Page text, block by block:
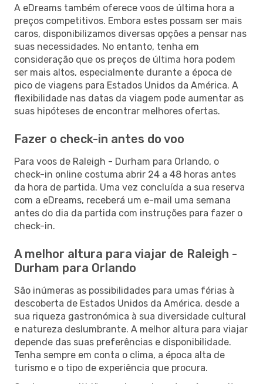
A eDreams também oferece voos de última hora a
preços competitivos. Embora estes possam ser mais
caros, disponibilizamos diversas opções a pensar nas
suas necessidades. No entanto, tenha em
consideração que os preços de última hora podem
ser mais altos, especialmente durante a época de
pico de viagens para Estados Unidos da América. A
flexibilidade nas datas da viagem pode aumentar as
suas hipóteses de encontrar melhores ofertas.
Fazer o check-in antes do voo
Para voos de Raleigh - Durham para Orlando, o
check-in online costuma abrir 24 a 48 horas antes
da hora de partida. Uma vez concluída a sua reserva
com a eDreams, receberá um e-mail uma semana
antes do dia da partida com instruções para fazer o
check-in.
A melhor altura para viajar de Raleigh -
Durham para Orlando
São inúmeras as possibilidades para umas férias à
descoberta de Estados Unidos da América, desde a
sua riqueza gastronómica à sua diversidade cultural
e natureza deslumbrante. A melhor altura para viajar
depende das suas preferências e disponibilidade.
Tenha sempre em conta o clima, a época alta de
turismo e o tipo de experiência que procura.